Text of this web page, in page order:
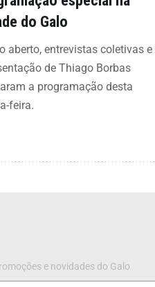
do Galo
aberto, entrevistas coletivas e
de Thiago Borbas
a programação desta
feira.
e novidades do Galo